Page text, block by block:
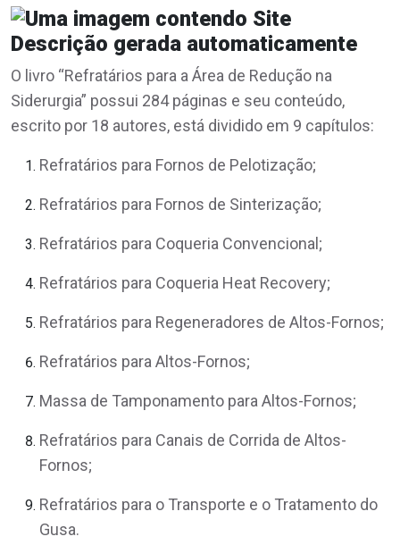
O livro “Refratários para a Área de Redução na
Siderurgia” possui 284 páginas e seu conteúdo,
escrito por 18 autores, está dividido em 9 capítulos:
Refratários para Fornos de Pelotização;
Refratários para Fornos de Sinterização;
Refratários para Coqueria Convencional;
Refratários para Coqueria Heat Recovery;
Refratários para Regeneradores de Altos-Fornos;
Refratários para Altos-Fornos;
Massa de Tamponamento para Altos-Fornos;
Refratários para Canais de Corrida de Altos-
Fornos;
Refratários para o Transporte e o Tratamento do
Gusa.